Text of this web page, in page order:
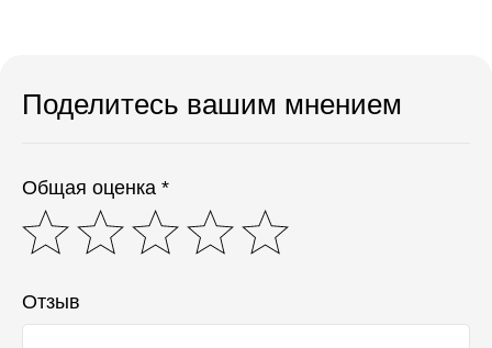
Поделитесь вашим мнением
Общая оценка *
Отзыв